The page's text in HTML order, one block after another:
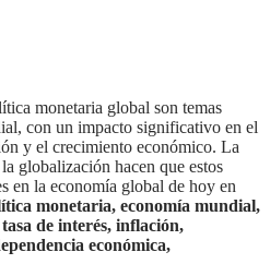
con un impacto significativo en el
y el crecimiento económico. La
globalización hacen que estos
en la economía global de hoy en
monetaria, economía mundial,
de interés, inflación,
económica,